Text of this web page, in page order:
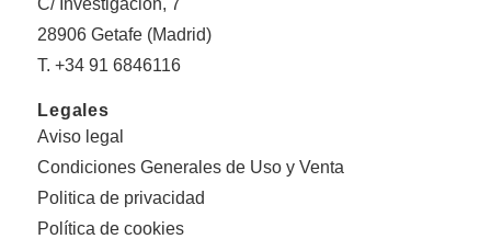
28906 Getafe (Madrid)
T. +34 91 6846116
Legales
Aviso legal
Condiciones Generales de Uso y Venta
Politica de privacidad
Política de cookies